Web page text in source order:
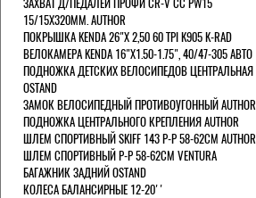
15/15X320ММ. AUTHOR
ПОКРЫШКА KENDA 26"Х 2,50 60 TPI K905 K-RAD
ВЕЛОКАМЕРА KENDA 16"Х1.50-1.75", 40/47-305 АВТО
ПОДНОЖКА ДЕТСКИХ ВЕЛОСИПЕДОВ ЦЕНТРАЛЬНАЯ
OSTAND
ЗАМОК ВЕЛОСИПЕДНЫЙ ПРОТИВОУГОННЫЙ AUTHOR
ПОДНОЖКА ЦЕНТРАЛЬНОГО КРЕПЛЕНИЯ AUTHOR
ШЛЕМ СПОРТИВНЫЙ SKIFF 143 Р-Р 58-62СМ AUTHOR
ШЛЕМ СПОРТИВНЫЙ Р-Р 58-62СМ VENTURA
БАГАЖНИК ЗАДНИЙ OSTAND
КОЛЕСА БАЛАНСИРНЫЕ 12-20''